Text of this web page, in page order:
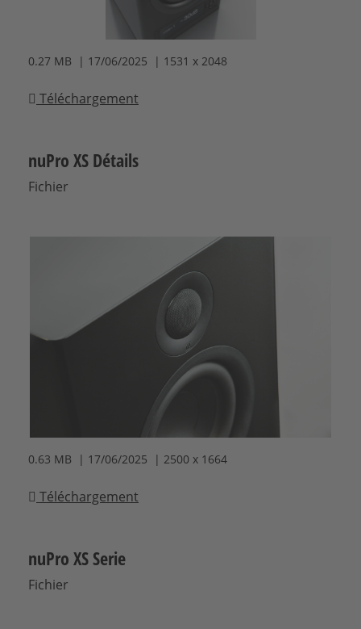
0.27 MB | 17/06/2025 | 1531 x 2048
Téléchargement
nuPro XS Détails
Fichier
0.63 MB | 17/06/2025 | 2500 x 1664
Téléchargement
nuPro XS Serie
Fichier